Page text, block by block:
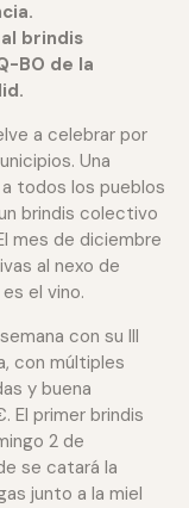
brindis
BO de la
a celebrar por
Una
todos los pueblos
brindis colectivo
mes de diciembre
al nexo de
el vino.
con su III
con múltiples
y buena
El primer brindis
2 de
se catará la
junto a la miel